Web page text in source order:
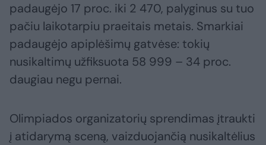
padaugėjo 17 proc. iki 2 470, palyginus su tuo
pačiu laikotarpiu praeitais metais. Smarkiai
padaugėjo apiplėšimų gatvėse: tokių
nusikaltimų užfiksuota 58 999 – 34 proc.
daugiau negu pernai.
Olimpiados organizatorių sprendimas įtraukti
į atidarymą sceną, vaizduojančią nusikaltėlius